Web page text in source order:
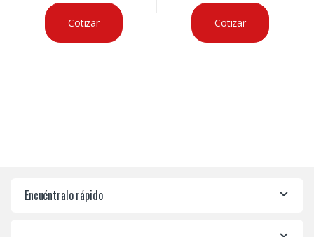
Cotizar Cotizar
Encuéntralo rápido